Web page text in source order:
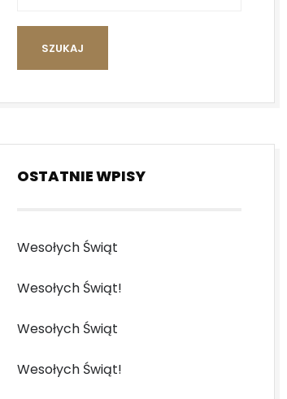
OSTATNIE WPISY
Wesołych Świąt
Wesołych Świąt!
Wesołych Świąt
Wesołych Świąt!